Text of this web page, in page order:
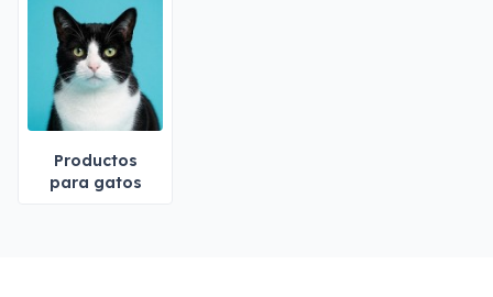
Productos
para gatos